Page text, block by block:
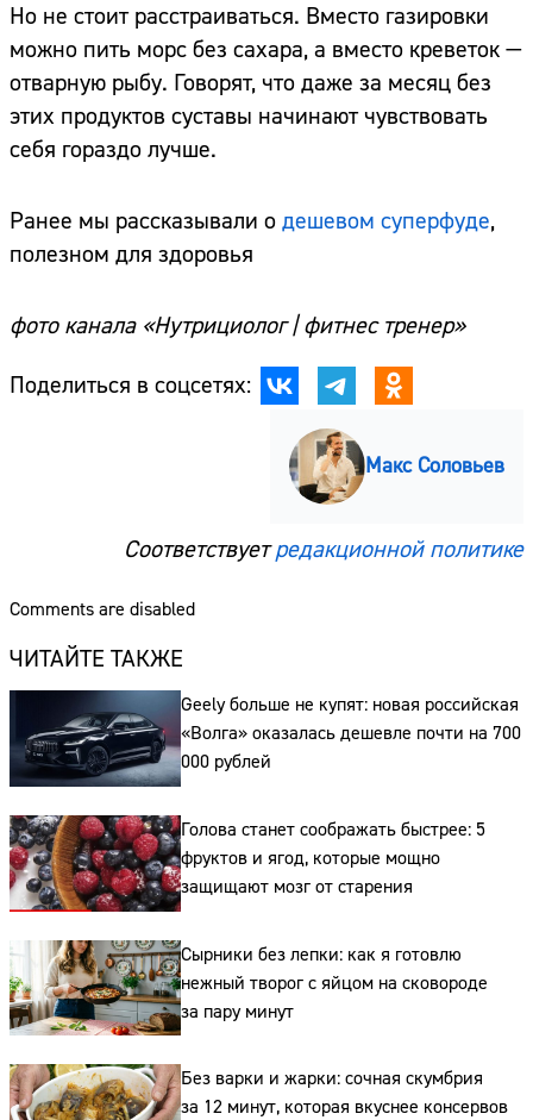
Но не стоит расстраиваться. Вместо газировки
можно пить морс без сахара, а вместо креветок —
отварную рыбу. Говорят, что даже за месяц без
этих продуктов суставы начинают чувствовать
себя гораздо лучше.
Ранее мы рассказывали о дешевом суперфуде,
полезном для здоровья
фото канала «Нутрициолог | фитнес тренер»
Поделиться в соцсетях:
Макс Соловьев
Соответствуетредакционной политике
Comments are disabled
ЧИТАЙТЕ ТАКЖЕ
Geely больше не купят: новая российская
«Волга» оказалась дешевле почти на 700
000 рублей
Голова станет соображать быстрее: 5
фруктов и ягод, которые мощно
защищают мозг от старения
Сырники без лепки: как я готовлю
нежный творог с яйцом на сковороде
за пару минут
Без варки и жарки: сочная скумбрия
за 12 минут, которая вкуснее консервов